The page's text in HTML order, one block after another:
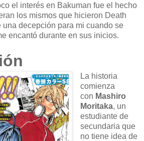
el interés en Bakuman fue el hecho
los mismos que hicieron Death
una decepción para mi cuando se
encantó durante en sus inicios.
La historia
comienza
con Mashiro
Moritaka, un
estudiante de
secundaria que
no tiene idea de